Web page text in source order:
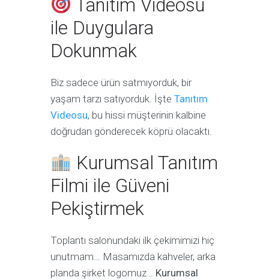
Tanıtım Videosu
ile Duygulara
Dokunmak
Biz sadece ürün satmıyorduk, bir
yaşam tarzı satıyorduk. İşte Tanıtım
Videosu, bu hissi müşterinin kalbine
doğrudan gönderecek köprü olacaktı.
Kurumsal Tanıtım
Filmi ile Güveni
Pekiştirmek
Toplantı salonundaki ilk çekimimizi hiç
unutmam… Masamızda kahveler, arka
planda şirket logomuz… Kurumsal